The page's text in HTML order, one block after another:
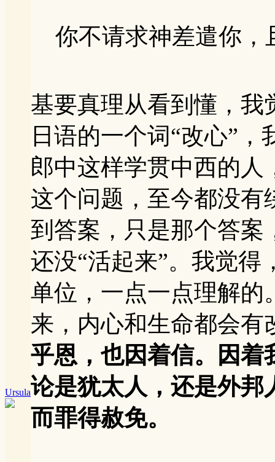
Ursula
你不请求神差遣你，
基要真理从看到懂，我
日语的一个词“改心”
郎中这样学贯中西的
这个问题，至今都没有
到答案，只是那个答案
还没“活起来”。我觉得
单位，一点一点理解的
来，内心和生命都会有
乎恩，也因着信。因着
论是犹太人，还是外邦
而罪得赦免。